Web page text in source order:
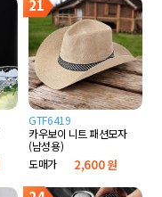
21
GTF6419
카우보이 니트 패션모자
(남성용)
도매가
2,600 원